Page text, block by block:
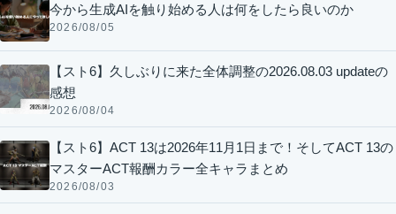
今から生成AIを触り始める人は何をしたら良いのか
2026/08/05
【スト6】久しぶりに来た全体調整の2026.08.03 updateの
感想
2026/08/04
【スト6】ACT 13は2026年11月1日まで！そしてACT 13の
マスターACT報酬カラー全キャラまとめ
2026/08/03